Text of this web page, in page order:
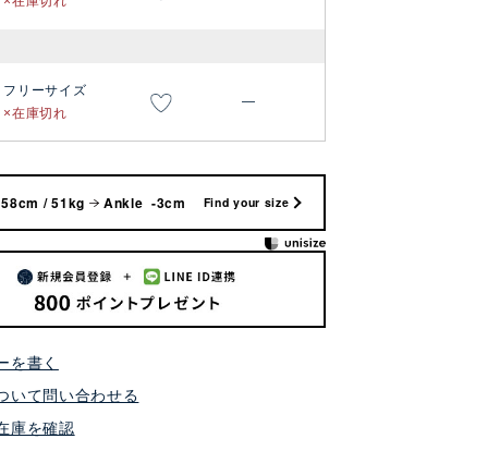
フリーサイズ
在庫切れ
—
/ 51kg Ankle -3cm Find your size
を書く
いて問い合わせる
庫を確認